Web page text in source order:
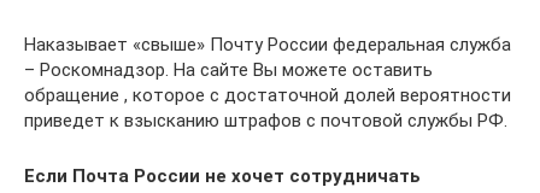
Наказывает «свыше» Почту России федеральная служба
– Роскомнадзор. На сайте Вы можете оставить
обращение , которое с достаточной долей вероятности
приведет к взысканию штрафов с почтовой службы РФ.
Если Почта России не хочет сотрудничать